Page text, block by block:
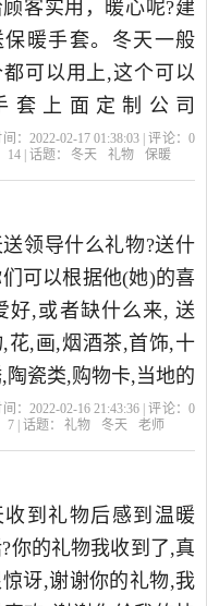
客实用，暖心呢?建
保暖手套。冬天一般
可以用上,这个可以
套上面定制公司
让顾客一戴手套就
没有那
：2022-02-17 01:38:03 | 评论： 0
14 | 话题： 冬天 礼物 保暖
领导什么礼物?送什
可以根据他(她)的喜
好,或者缺什么来, 送
花,画,烟酒茶,首饰,十
陶瓷类,购物卡,当地的
都可以。 送什么你
：2022-02-16 21:43:36 | 评论： 0
7 | 话题： 礼物 冬天 老师
收到礼物后感到温暖
你的礼物我收到了,真
惊讶,谢谢你的礼物,我